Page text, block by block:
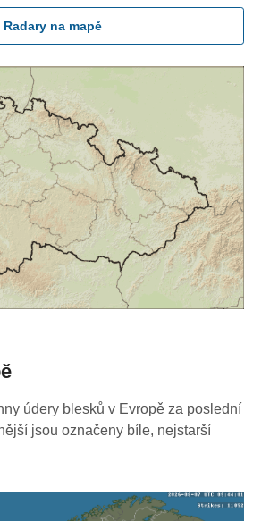
Radary na mapě
údery blesků v Evropě za poslední
jsou označeny bíle, nejstarší